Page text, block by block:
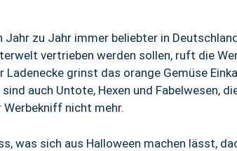
Jahr zu Jahr immer beliebter in
vertrieben werden sollen, ruft die
Ladenecke grinst das orange Gemüse
auch Untote, Hexen und Fabelwesen,
nicht mehr.
was sich aus Halloween machen lässt,